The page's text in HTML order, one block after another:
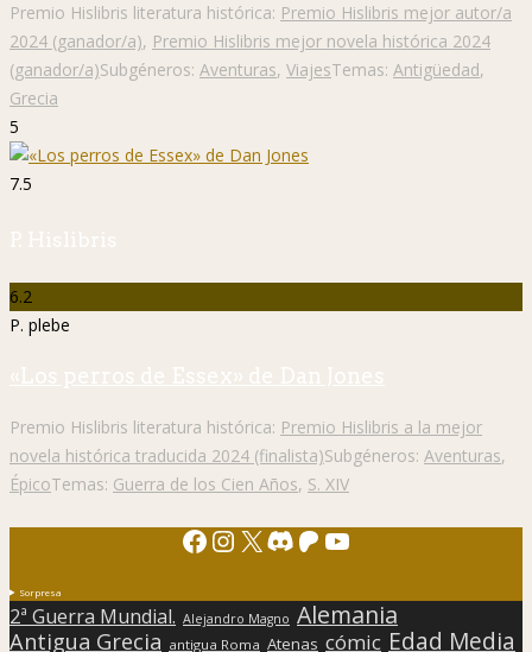
Premio Hislibris literatura histórica: Premio Hislibris mejor autor/a
2024 (ganador/a), Premio Hislibris mejor novela histórica 2024
(ganador/a)Subgéneros: Aventuras, ViajesTemas: Antigüedad,
Grecia
5
7.5
P. Hislibris
6.2
P. plebe
«Los perros de Essex» de Dan Jones
Premio Hislibris literatura histórica: Premio Hislibris a la mejor
novela histórica traducida 2024 (finalista)Subgéneros: Aventuras,
ÉpicoTemas: Guerra de los Cien Años, S. XIV
Facebook
Instagram
X Discord
Patreon
YouTube
Sorpresa
2ª Guerra Mundial. Alejandro Magno Alemania
Antigua Grecia antigua Roma Atenas cómic Edad Media